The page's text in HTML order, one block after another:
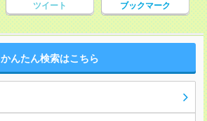
ツイート ブックマーク
かんたん検索はこちら